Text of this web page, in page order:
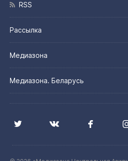
RSS
Рассылка
Медиазона
Медиазона. Беларусь